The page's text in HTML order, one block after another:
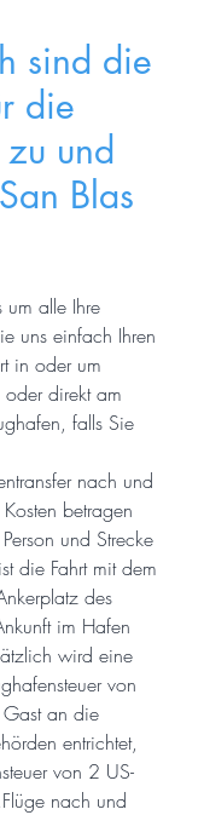
sind die
die
zu und
Blas
um alle Ihre
uns einfach Ihren
in oder um
direkt am
falls Sie
nach und
betragen
und Strecke
die Fahrt mit dem
des
im Hafen
wird eine
von
an die
entrichtet,
von 2 US-
nach und